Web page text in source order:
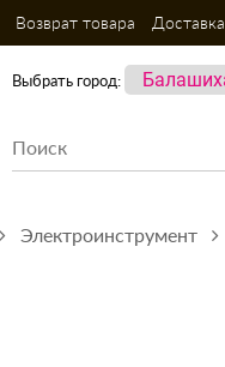
Возврат товара Доставка
Выбрать город:
Электроинструмент